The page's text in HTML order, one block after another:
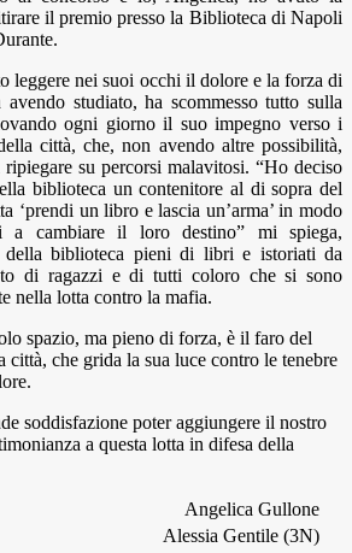
il premio presso la Biblioteca di Napoli
leggere nei suoi occhi il dolore e la forza di
studiato, ha scommesso tutto sulla
ogni giorno il suo impegno verso i
città, che, non avendo altre possibilità,
su percorsi malavitosi. “Ho deciso
biblioteca un contenitore al di sopra del
‘prendi un libro e lascia un’arma’ in modo
a cambiare il loro destino” mi spiega,
biblioteca pieni di libri e istoriati da
di ragazzi e di tutti coloro che si sono
nella lotta contro la mafia.
spazio, ma pieno di forza, è il faro del
città, che grida la sua luce contro le tenebre
soddisfazione poter aggiungere il nostro
a questa lotta in difesa della
Angelica Gullone
Alessia Gentile (3N)